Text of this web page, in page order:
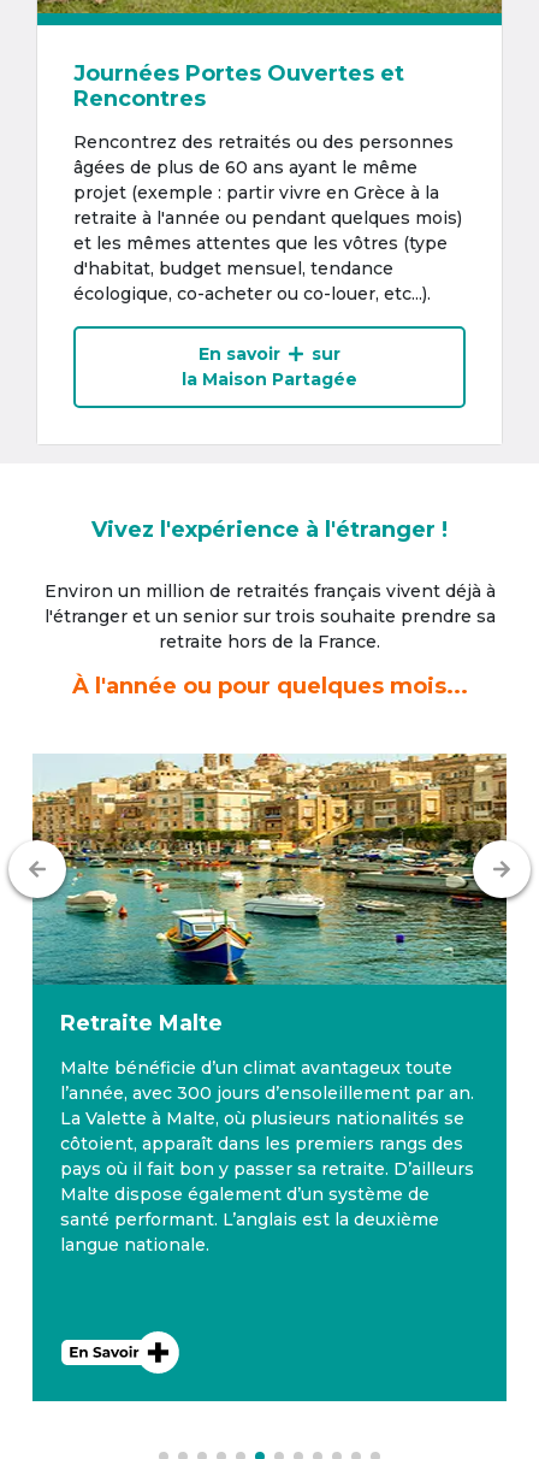
Journées Portes Ouvertes et
Rencontres
Rencontrez des retraités ou des personnes
âgées de plus de 60 ans ayant le même
projet (exemple : partir vivre en Grèce à la
retraite à l'année ou pendant quelques mois)
et les mêmes attentes que les vôtres (type
d'habitat, budget mensuel, tendance
écologique, co-acheter ou co-louer, etc...).
En savoir
sur
la Maison Partagée
Vivez l'expérience à l'étranger !
Environ un million de retraités français vivent déjà à
l'étrangeret un senior sur trois souhaite prendre sa
retraite hors de la France.
À l'année ou pour quelques mois...
Retraite Malte
Malte bénéficie d’un climat avantageux toute
l’année, avec 300 jours d’ensoleillement par an.
La Valette à Malte, où plusieurs nationalités se
côtoient, apparaît dans les premiers rangs des
pays où il fait bon y passer sa retraite. D’ailleurs
Malte dispose également d’un système de
santé performant. L’anglais est la deuxième
langue nationale.